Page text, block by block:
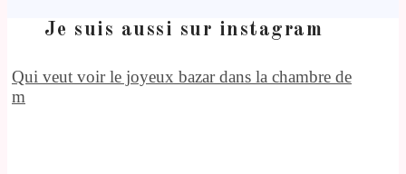
Je suis aussi sur instagram
Qui veut voir le joyeux bazar dans la chambre de
m